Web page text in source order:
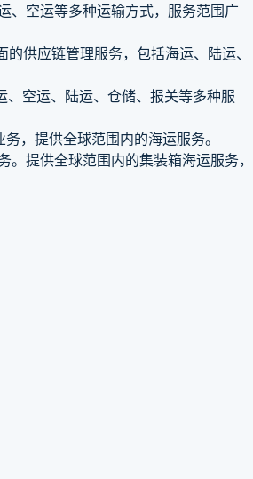
、空运等多种运输方式，服务范围广
供应链管理服务，包括海运、陆运、
空运、陆运、仓储、报关等多种服
，提供全球范围内的海运服务。
提供全球范围内的集装箱海运服务，